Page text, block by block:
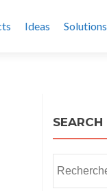
Ideas Solutions
SEARCH